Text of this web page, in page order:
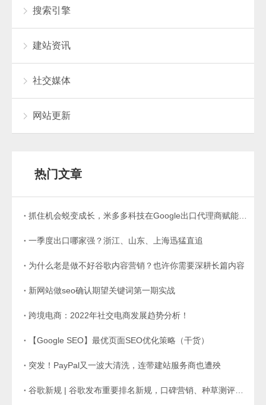
搜索引擎
建站资讯
社交媒体
网站更新
热门文章
抓住机会蜕变成长，米多多科技在Google出口代理商赋能计划中成功脱颖而出！
一季度出口哪家强？浙江、山东、上海迅猛直追
为什么老是做不好谷歌内容营销？也许你需要深耕长篇内容
新网站做seo确认期望关键词第一期实战
跨境电商：2022年社交电商发展趋势分析！
【Google SEO】最优页面SEO优化策略（干货）
突发！PayPal又一波大清洗，连带建站服务商也遭殃
谷歌新规 | 谷歌发布重要排名新规，口碑营销、种草测评要这样做才能有好排名